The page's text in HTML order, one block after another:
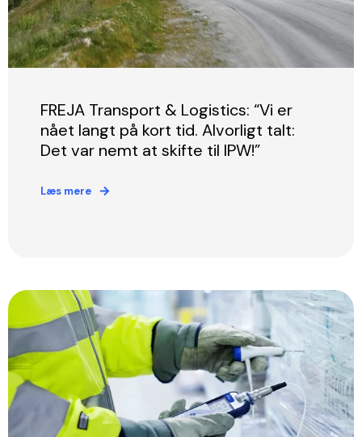
FREJA Transport & Logistics: “Vi er
nået langt på kort tid. Alvorligt talt:
Det var nemt at skifte til IPW!”
Læs mere